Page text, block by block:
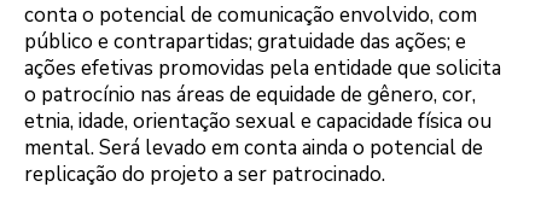
conta o potencial de comunicação envolvido, com
público e contrapartidas; gratuidade das ações; e
ações efetivas promovidas pela entidade que solicita
o patrocínio nas áreas de equidade de gênero, cor,
etnia, idade, orientação sexual e capacidade física ou
mental. Será levado em conta ainda o potencial de
replicação do projeto a ser patrocinado.